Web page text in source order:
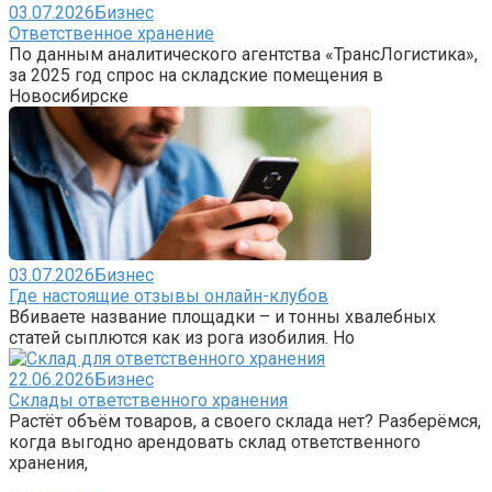
03.07.2026Бизнес
Ответственное хранение
По данным аналитического агентства «ТрансЛогистика»,
за 2025 год спрос на складские помещения в
Новосибирске
03.07.2026Бизнес
Где настоящие отзывы онлайн-клубов
Вбиваете название площадки – и тонны хвалебных
статей сыплются как из рога изобилия. Но
22.06.2026Бизнес
Склады ответственного хранения
Растёт объём товаров, а своего склада нет? Разберёмся,
когда выгодно арендовать склад ответственного
хранения,